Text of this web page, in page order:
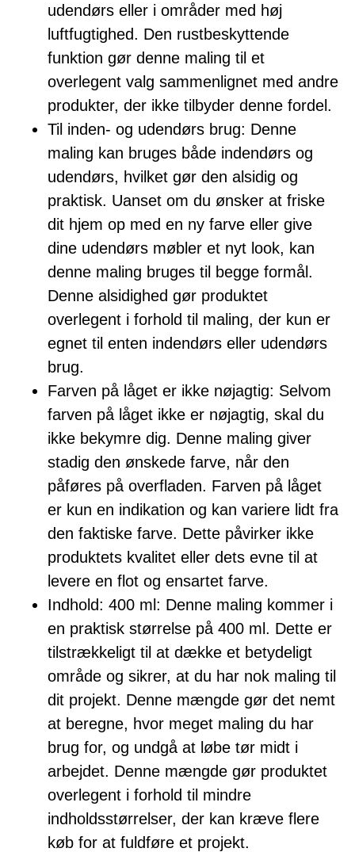
udendørs eller i områder med høj
luftfugtighed. Den rustbeskyttende
funktion gør denne maling til et
overlegent valg sammenlignet med andre
produkter, der ikke tilbyder denne fordel.
Til inden- og udendørs brug: Denne
maling kan bruges både indendørs og
udendørs, hvilket gør den alsidig og
praktisk. Uanset om du ønsker at friske
dit hjem op med en ny farve eller give
dine udendørs møbler et nyt look, kan
denne maling bruges til begge formål.
Denne alsidighed gør produktet
overlegent i forhold til maling, der kun er
egnet til enten indendørs eller udendørs
brug.
Farven på låget er ikke nøjagtig: Selvom
farven på låget ikke er nøjagtig, skal du
ikke bekymre dig. Denne maling giver
stadig den ønskede farve, når den
påføres på overfladen. Farven på låget
er kun en indikation og kan variere lidt fra
den faktiske farve. Dette påvirker ikke
produktets kvalitet eller dets evne til at
levere en flot og ensartet farve.
Indhold: 400 ml: Denne maling kommer i
en praktisk størrelse på 400 ml. Dette er
tilstrækkeligt til at dække et betydeligt
område og sikrer, at du har nok maling til
dit projekt. Denne mængde gør det nemt
at beregne, hvor meget maling du har
brug for, og undgå at løbe tør midt i
arbejdet. Denne mængde gør produktet
overlegent i forhold til mindre
indholdsstørrelser, der kan kræve flere
køb for at fuldføre et projekt.